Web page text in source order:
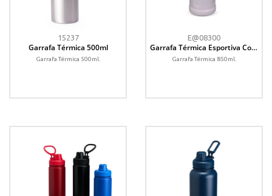
15237
Garrafa Térmica 500ml
Garrafa Térmica 500ml.
E@08300
Garrafa Térmica Esportiva Com
Alça 850ml
Garrafa Térmica 850ml.